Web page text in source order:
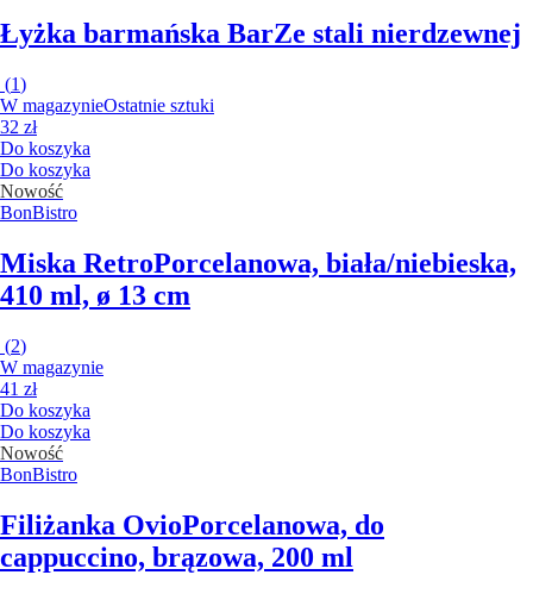
Łyżka barmańska BarZe stali nierdzewnej
(1)
W magazynieOstatnie sztuki
32 zł
Do koszyka
Do koszyka
Nowość
BonBistro
Miska RetroPorcelanowa, biała/niebieska,
410 ml, ø 13 cm
(2)
W magazynie
41 zł
Do koszyka
Do koszyka
Nowość
BonBistro
Filiżanka OvioPorcelanowa, do
cappuccino, brązowa, 200 ml